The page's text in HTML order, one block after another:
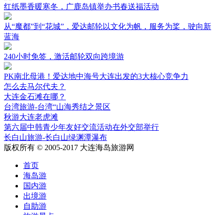
红纸墨香暖寒冬，广鹿岛镇举办书春送福活动
从“魔都”到“花城”，爱达邮轮以文化为帆，服务为桨，驶向新
蓝海
240小时免签，激活邮轮双向跨境游
PK南北母港！爱达地中海号大连出发的3大核心竞争力
怎么去马尔代夫？
大连金石滩在哪？
台湾旅游-台湾“山海秀结之景区
秋游大连老虎滩
第六届中韩青少年友好交流活动在外交部举行
长白山旅游-长白山绿渊潭瀑布
版权所有 © 2005-2017 大连海岛旅游网
首页
海岛游
国内游
出境游
自助游